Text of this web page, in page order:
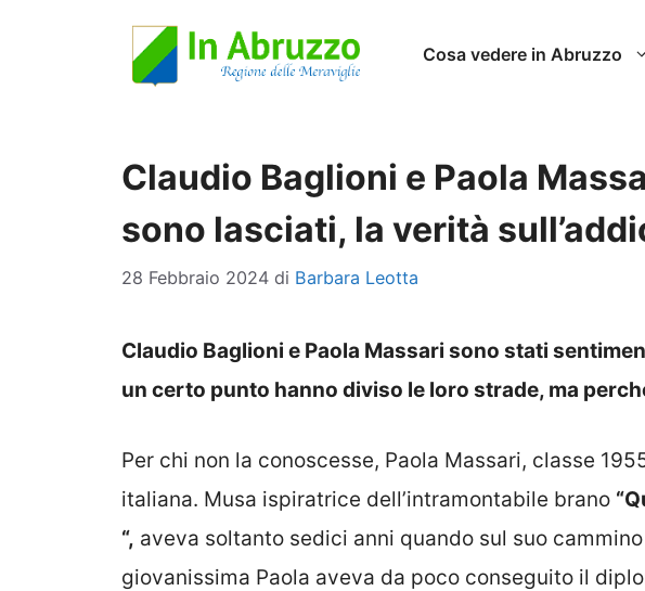
Cosa vedere in Abruzzo
Claudio Baglioni e Paola
sono lasciati, la verità
28 Febbraio 2024 di Barbara Leotta
Claudio Baglioni e Paola Massari sono stati
un certo punto hanno diviso le loro strade, ma
Per chi non la conoscesse, Paola Massari, classe
italiana. Musa ispiratrice dell’intramontabile brano
“, aveva soltanto sedici anni quando sul suo
giovanissima Paola aveva da poco conseguito il